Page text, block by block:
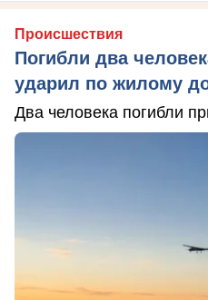
Происшествия
Погибли два
ударил по жилому
Два человека погибли